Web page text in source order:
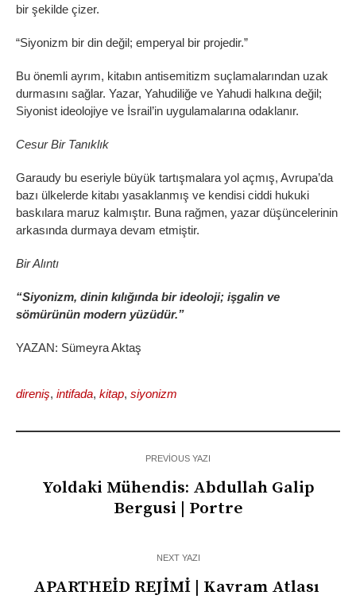
bir şekilde çizer.
“Siyonizm bir din değil; emperyal bir projedir.”
Bu önemli ayrım, kitabın antisemitizm suçlamalarından uzak
durmasını sağlar. Yazar, Yahudiliğe ve Yahudi halkına değil;
Siyonist ideolojiye ve İsrail’in uygulamalarına odaklanır.
Cesur Bir Tanıklık
Garaudy bu eseriyle büyük tartışmalara yol açmış, Avrupa’da
bazı ülkelerde kitabı yasaklanmış ve kendisi ciddi hukuki
baskılara maruz kalmıştır. Buna rağmen, yazar düşüncelerinin
arkasında durmaya devam etmiştir.
Bir Alıntı
“Siyonizm, dinin kılığında bir ideoloji; işgalin ve
sömürünün modern yüzüdür.”
YAZAN: Sümeyra Aktaş
direniş, intifada, kitap, siyonizm
PREVIOUS YAZI
Yoldaki Mühendis: Abdullah Galip
Bergusi | Portre
NEXT YAZI
APARTHEİD REJİMİ | Kavram Atlası